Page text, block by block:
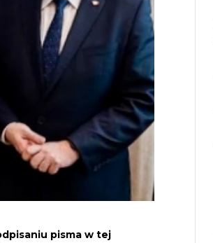
pisma w tej